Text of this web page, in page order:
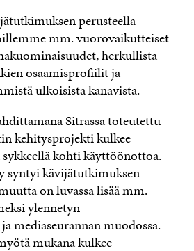
perusteella
mm. vuorovaikutteiset
herkullista
osaamisprofiilit ja
ulkoisista kanavista.
Sitrassa toteutettu
kehitysprojekti kulkee
kohti käyttöönottoa.
syntyi kävijätutkimuksen
on luvassa lisää mm.
ylennetyn
mediaseurannan muodossa.
mukana kulkee